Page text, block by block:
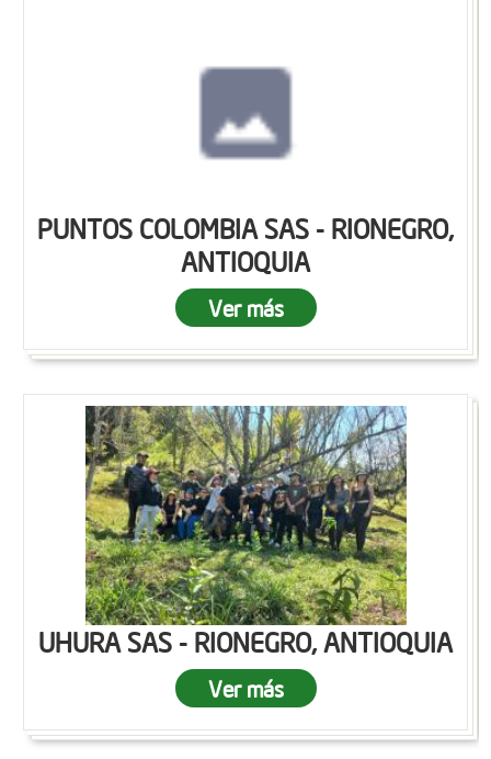
PUNTOS COLOMBIA SAS - RIONEGRO,
ANTIOQUIA
Ver más
UHURA SAS - RIONEGRO, ANTIOQUIA
Ver más